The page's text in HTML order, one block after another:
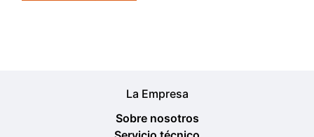
La Empresa
Sobre nosotros